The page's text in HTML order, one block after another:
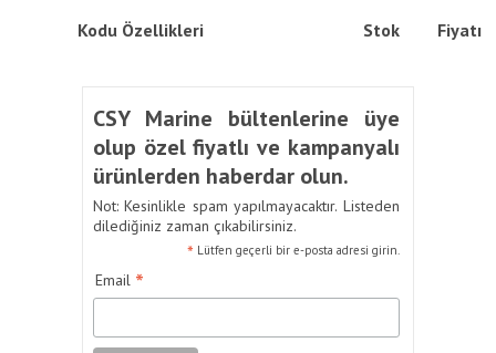
Kodu Özellikleri Stok Fiyatı
CSY Marine bültenlerine üye
olup özel fiyatlı ve kampanyalı
ürünlerden haberdar olun.
Not: Kesinlikle spam yapılmayacaktır. Listeden
dilediğiniz zaman çıkabilirsiniz.
* Lütfen geçerli bir e-posta adresi girin.
Email *